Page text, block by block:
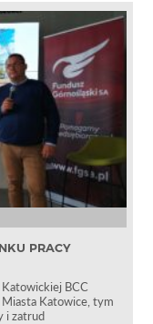
PRACY
BCC
Katowice, tym
i zatrud